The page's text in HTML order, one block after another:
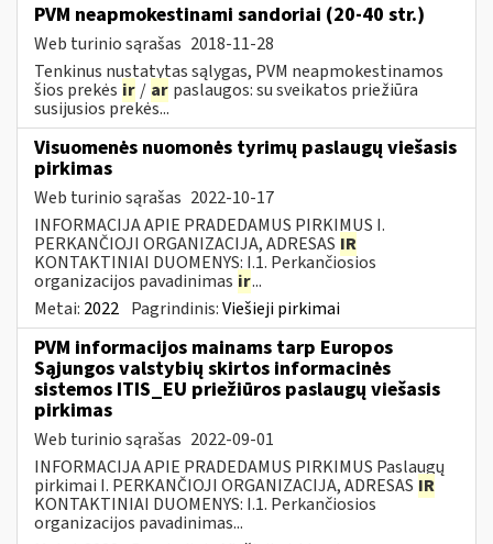
PVM neapmokestinami sandoriai (20-40 str.)
Web turinio sąrašas 2018-11-28
Tenkinus nustatytas sąlygas, PVM neapmokestinamos
šios prekės ir / ar paslaugos: su sveikatos priežiūra
susijusios prekės...
Visuomenės nuomonės tyrimų paslaugų viešasis
pirkimas
Web turinio sąrašas 2022-10-17
INFORMACIJA APIE PRADEDAMUS PIRKIMUS I.
PERKANČIOJI ORGANIZACIJA, ADRESAS IR
KONTAKTINIAI DUOMENYS: I.1. Perkančiosios
organizacijos pavadinimas ir...
Metai: 2022 Pagrindinis:Viešieji pirkimai
PVM informacijos mainams tarp Europos
Sąjungos valstybių skirtos informacinės
sistemos ITIS_EU priežiūros paslaugų viešasis
pirkimas
Web turinio sąrašas 2022-09-01
INFORMACIJA APIE PRADEDAMUS PIRKIMUS Paslaugų
pirkimai I. PERKANČIOJI ORGANIZACIJA, ADRESAS IR
KONTAKTINIAI DUOMENYS: I.1. Perkančiosios
organizacijos pavadinimas...